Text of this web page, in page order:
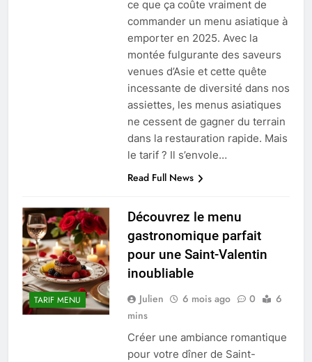
ce que ça coûte vraiment de
commander un menu asiatique à
emporter en 2025. Avec la
montée fulgurante des saveurs
venues d’Asie et cette quête
incessante de diversité dans nos
assiettes, les menus asiatiques
ne cessent de gagner du terrain
dans la restauration rapide. Mais
le tarif ? Il s’envole…
Read Full News
TARIF MENU
Découvrez le menu
gastronomique parfait
pour une Saint-Valentin
inoubliable
Julien 6 mois ago 0
6
mins
Créer une ambiance romantique
pour votre dîner de Saint-